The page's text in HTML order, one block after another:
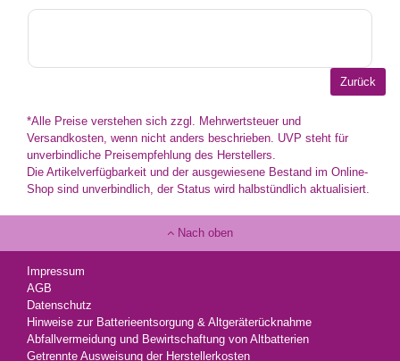
*Alle Preise verstehen sich zzgl. Mehrwertsteuer und
Versandkosten, wenn nicht anders beschrieben. UVP steht für
unverbindliche Preisempfehlung des Herstellers.
Die Artikelverfügbarkeit und der ausgewiesene Bestand im Online-
Shop sind unverbindlich, der Status wird halbstündlich aktualisiert.
Nach oben
Impressum
AGB
Datenschutz
Hinweise zur Batterieentsorgung & Altgeräterücknahme
Abfallvermeidung und Bewirtschaftung von Altbatterien
Getrennte Ausweisung der Herstellerkosten